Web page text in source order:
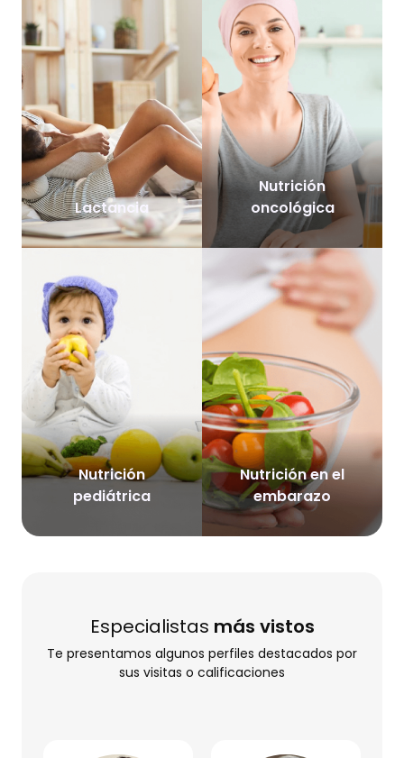
Lactancia
Nutrición
oncológica
Nutrición
pediátrica
Nutrición en el
embarazo
Especialistas más vistos
Te presentamos algunos perfiles destacados por
sus visitas o calificaciones